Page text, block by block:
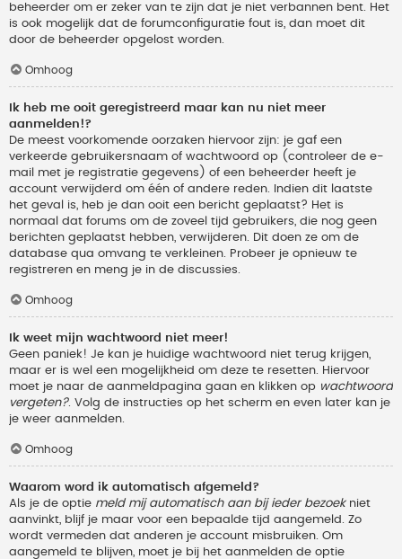
beheerder om er zeker van te zijn dat je niet verbannen bent. Het
is ook mogelijk dat de forumconfiguratie fout is, dan moet dit
door de beheerder opgelost worden.
Omhoog
Ik heb me ooit geregistreerd maar kan nu niet meer
aanmelden!?
De meest voorkomende oorzaken hiervoor zijn: je gaf een
verkeerde gebruikersnaam of wachtwoord op (controleer de e-
mail met je registratie gegevens) of een beheerder heeft je
account verwijderd om één of andere reden. Indien dit laatste
het geval is, heb je dan ooit een bericht geplaatst? Het is
normaal dat forums om de zoveel tijd gebruikers, die nog geen
berichten geplaatst hebben, verwijderen. Dit doen ze om de
database qua omvang te verkleinen. Probeer je opnieuw te
registreren en meng je in de discussies.
Omhoog
Ik weet mijn wachtwoord niet meer!
Geen paniek! Je kan je huidige wachtwoord niet terug krijgen,
maar er is wel een mogelijkheid om deze te resetten. Hiervoor
moet je naar de aanmeldpagina gaan en klikken op wachtwoord
vergeten?. Volg de instructies op het scherm en even later kan je
je weer aanmelden.
Omhoog
Waarom word ik automatisch afgemeld?
Als je de optie meld mij automatisch aan bij ieder bezoekniet
aanvinkt, blijf je maar voor een bepaalde tijd aangemeld. Zo
wordt vermeden dat anderen je account misbruiken. Om
aangemeld te blijven, moet je bij het aanmelden de optie